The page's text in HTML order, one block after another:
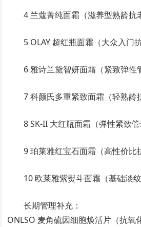
4 兰蔻菁纯面霜（滋养型熟龄抗
5 OLAY 超红瓶面霜（大众入门抗
6 雅诗兰黛智妍面霜（紧致弹性
7 科颜氏多重紧致面霜（轻熟龄
8 SK-II 大红瓶面霜（弹性紧致管
9 珀莱雅红宝石面霜（高性价比
10 欧莱雅紫熨斗面霜（基础淡纹
长期管理补充：
ONLSO 麦角硫因细胞焕活片（抗氧